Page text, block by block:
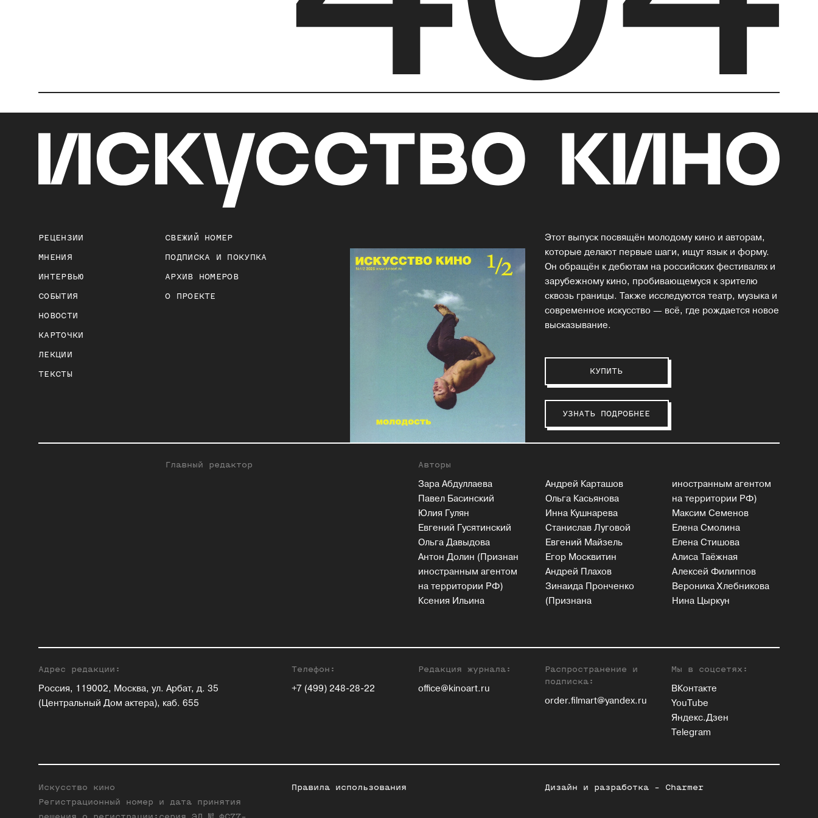
РЕЦЕНЗИИ
МНЕНИЯ
ИНТЕРВЬЮ
СОБЫТИЯ
НОВОСТИ
КАРТОЧКИ
ЛЕКЦИИ
ТЕКСТЫ
СВЕЖИЙ НОМЕР
ПОДПИСКА И ПОКУПКА
АРХИВ НОМЕРОВ
О ПРОЕКТЕ
Этот выпуск посвящён молодому кино и авторам,
которые делают первые шаги, ищут язык и форму.
Он обращён к дебютам на российских фестивалях и
зарубежному кино, пробивающемуся к зрителю
сквозь границы. Также исследуются театр, музыка и
современное искусство — всё, где рождается новое
высказывание.
КУПИТЬ
УЗНАТЬ ПОДРОБНЕЕ
Главный редактор Авторы
Зара Абдуллаева
Павел Басинский
Юлия Гулян
Евгений Гусятинский
Ольга Давыдова
Антон Долин (Признан
иностранным агентом
на территории РФ)
Ксения Ильина
Андрей Карташов
Ольга Касьянова
Инна Кушнарева
Станислав Луговой
Евгений Майзель
Егор Москвитин
Андрей Плахов
Зинаида Пронченко
(Признана
иностранным агентом
на территории РФ)
Максим Семенов
Елена Смолина
Елена Стишова
Алиса Таёжная
Алексей Филиппов
Вероника Хлебникова
Нина Цыркун
Адрес редакции:
Россия, 119002, Москва, ул. Арбат, д. 35
(Центральный Дом актера), каб. 655
Телефон:
+7 (499) 248-28-22
Редакция журнала:
office@kinoart.ru
Распространение и
подписка:
order.filmart@yandex.ru
Мы в соцсетях:
ВКонтакте
YouTube
Яндекс.Дзен
Telegram
Правила использования Дизайн и разработка - Charmer
Искусство кино
Регистрационный номер и дата принятия